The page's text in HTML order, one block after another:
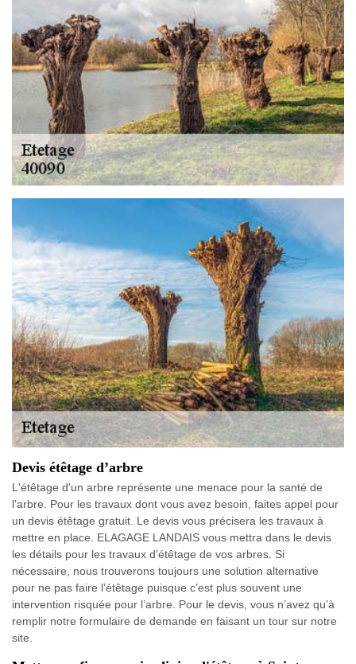
Devis étêtage d’arbre
L'étêtage d'un arbre représente une menace pour la santé de
l’arbre. Pour les travaux dont vous avez besoin, faites appel pour
un devis étêtage gratuit. Le devis vous précisera les travaux à
mettre en place. ELAGAGE LANDAIS vous mettra dans le devis
les détails pour les travaux d’étêtage de vos arbres. Si
nécessaire, nous trouverons toujours une solution alternative
pour ne pas faire l’étêtage puisque c’est plus souvent une
intervention risquée pour l’arbre. Pour le devis, vous n’avez qu’à
remplir notre formulaire de demande en faisant un tour sur notre
site.